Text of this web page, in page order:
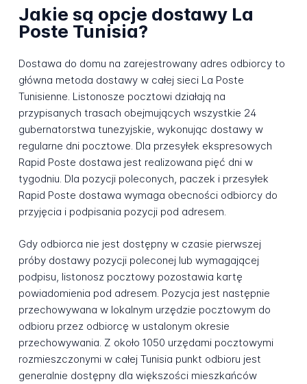
Jakie są opcje dostawy La
Poste Tunisia?
Dostawa do domu na zarejestrowany adres odbiorcy to
główna metoda dostawy w całej sieci La Poste
Tunisienne. Listonosze pocztowi działają na
przypisanych trasach obejmujących wszystkie 24
gubernatorstwa tunezyjskie, wykonując dostawy w
regularne dni pocztowe. Dla przesyłek ekspresowych
Rapid Poste dostawa jest realizowana pięć dni w
tygodniu. Dla pozycji poleconych, paczek i przesyłek
Rapid Poste dostawa wymaga obecności odbiorcy do
przyjęcia i podpisania pozycji pod adresem.
Gdy odbiorca nie jest dostępny w czasie pierwszej
próby dostawy pozycji poleconej lub wymagającej
podpisu, listonosz pocztowy pozostawia kartę
powiadomienia pod adresem. Pozycja jest następnie
przechowywana w lokalnym urzędzie pocztowym do
odbioru przez odbiorcę w ustalonym okresie
przechowywania. Z około 1050 urzędami pocztowymi
rozmieszczonymi w całej Tunisia punkt odbioru jest
generalnie dostępny dla większości mieszkańców